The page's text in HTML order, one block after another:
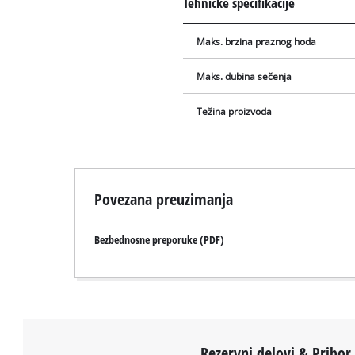
Maks. brzina praznog hoda
Maks. dubina sečenja
Težina proizvoda
Povezana preuzimanja
Bezbednosne preporuke (PDF)